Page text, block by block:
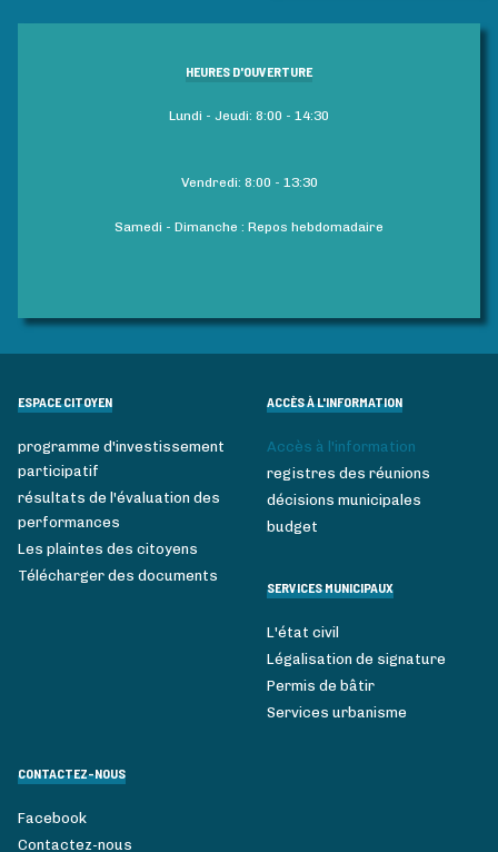
HEURES D'OUVERTURE
Lundi - Jeudi: 8:00 - 14:30
Vendredi: 8:00 - 13:30
Samedi - Dimanche : Repos hebdomadaire
ESPACE CITOYEN
programme d'investissement
participatif
résultats de l'évaluation des
performances
Les plaintes des citoyens
Télécharger des documents
ACCÈS À L'INFORMATION
Accès à l'information
registres des réunions
décisions municipales
budget
SERVICES MUNICIPAUX
L'état civil
Légalisation de signature
Permis de bâtir
Services urbanisme
CONTACTEZ-NOUS
Facebook
Contactez-nous